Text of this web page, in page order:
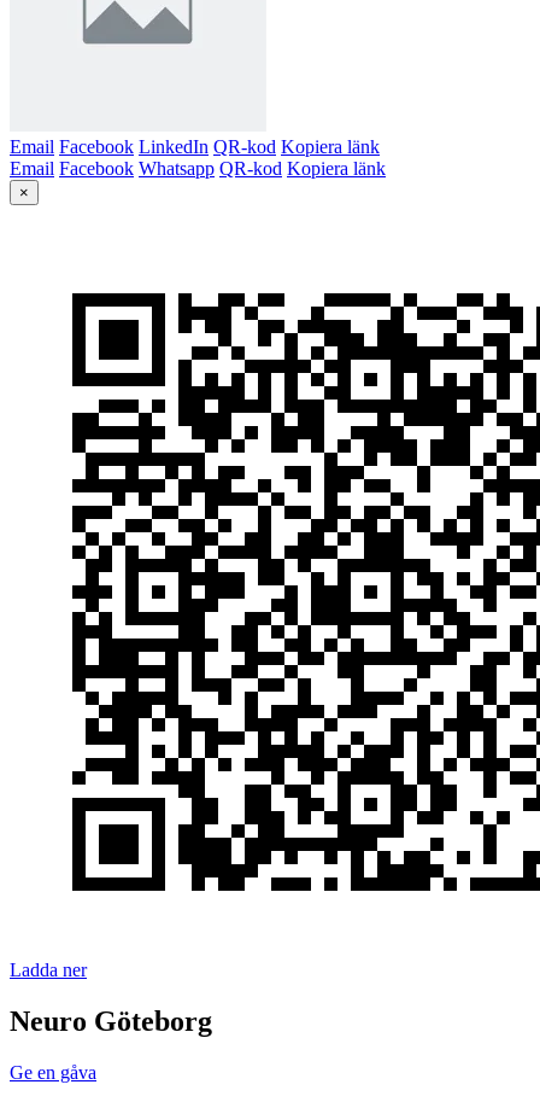
Email Facebook LinkedIn QR-kod Kopiera länk
Email Facebook Whatsapp QR-kod Kopiera länk
×
Ladda ner
Neuro Göteborg
Ge en gåva